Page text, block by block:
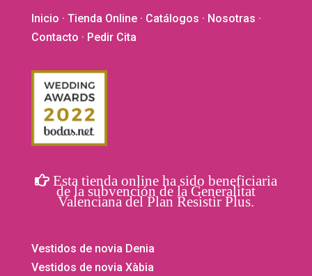
Inicio · Tienda Online· Catálogos · Nosotras ·
Contacto · Pedir Cita
Esta tienda online ha sido beneficiaria
de la subvención de la Generalitat
Valenciana del Plan Resistir Plus.
Vestidos de novia Denia
Vestidos de novia Xàbia